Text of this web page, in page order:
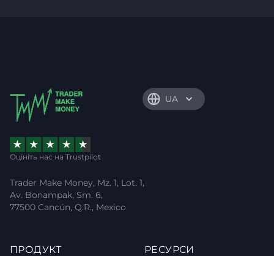
UA
Оцініть нас на Trustpilot
Trader Make Money, Mz. 1, Lot. 1,
Av. Bonampak, Sm. 6,
77500 Cancún, Q.R., Mexico
ПРОДУКТ РЕСУРСИ